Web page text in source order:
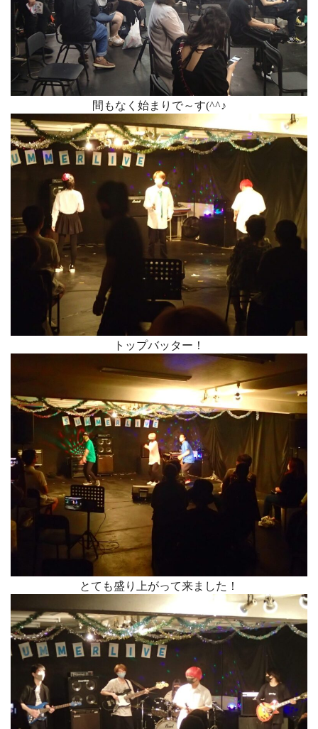
間もなく始まりで～す(^^♪
トップバッター！
とても盛り上がって来ました！